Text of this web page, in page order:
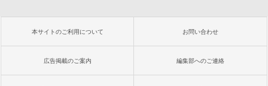
本サイトのご利用について お問い合わせ
広告掲載のご案内 編集部へのご連絡